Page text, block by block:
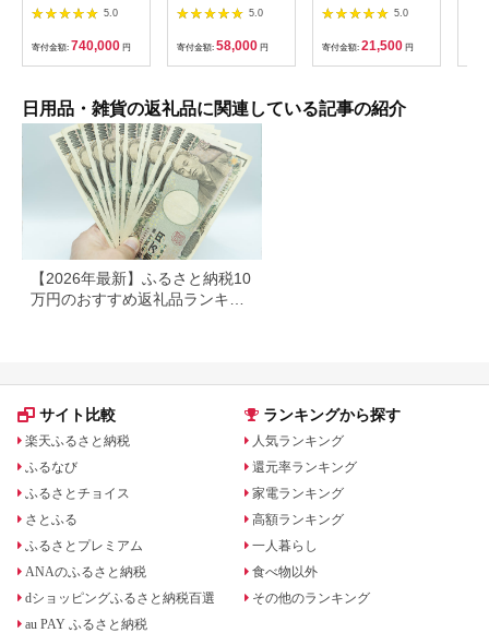
11334 シングル 日本
ベッド シルキーポケ
ットレギュラー シン
グル 通気性 ロングセ
ラー 放湿性 ※沖縄
5.0
寄付金額: 740,000 円
者用 スマホ撮影 (カラ
ー：オレンジ）
【1835-2】
5.0
寄付金額: 58,000 円
ッシュペーパー 20箱
＆ トイレットロール
(ダブル) 48個 福祉施
設支援 日用品 常備品
備蓄品 box ちり紙 テ
ィッシュ パルプ
100％ 無香料 1箱
5.0
寄付金額: 21,500 円
日用品・雑貨の返礼品に関連している記事の紹介
【2026年最新】ふるさと納税10
万円のおすすめ返礼品ランキン
サイト比較
楽天ふるさと納税
ふるなび
ふるさとチョイス
さとふる
ふるさとプレミアム
ANAのふるさと納税
dショッピングふるさと納税百選
au PAY ふるさと納税
ランキングから探す
人気ランキング
還元率ランキング
家電ランキング
高額ランキング
一人暮らし
食べ物以外
その他のランキング